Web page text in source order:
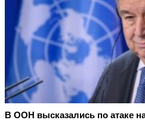
В ООН высказались по атаке